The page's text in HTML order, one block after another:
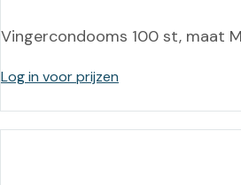
Vingercondooms 100 st, maat
Log in voor prijzen